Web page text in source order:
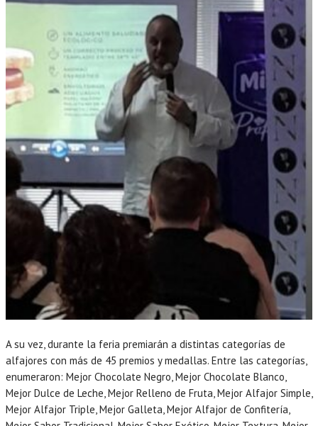
A su vez, durante la feria premiarán a distintas categorías de
alfajores con más de 45 premios y medallas. Entre las categorías,
enumeraron: Mejor Chocolate Negro, Mejor Chocolate Blanco,
Mejor Dulce de Leche, Mejor Relleno de Fruta, Mejor Alfajor Simple,
Mejor Alfajor Triple, Mejor Galleta, Mejor Alfajor de Confitería,